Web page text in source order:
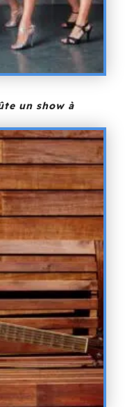
un show à